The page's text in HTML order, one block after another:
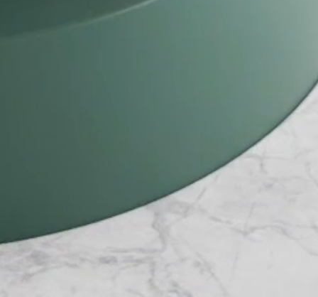
bij formulierinvoer of inkomende mail
Slimme dashboards die inzicht geven in
opvolging, pijplijn en klantstatus